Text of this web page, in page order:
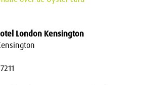
London Kensington